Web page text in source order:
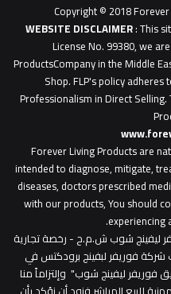
Copyright © 2018
WEBSITE DISCLAIMER: This
License No. 99380, we
ProductsCompany in the Middle
Shop. FLP's policy
Professionalism in Direct
Forever Living Products are
intended to diagnose, mitigate,
diseases, doctors prescribed
with our products, You should
experiencing
ليفينج شوب ش.م.ح - رخصة تجارية
شركة فوريفر لبفينج برودكتس في
ليفينج شوب" وإلتزاماً منا